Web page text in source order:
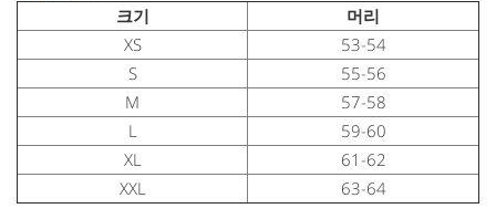
크기
머리
XS
53-54
S
55-56
M
57-58
L
59-60
XL
61-62
XXL
63-64